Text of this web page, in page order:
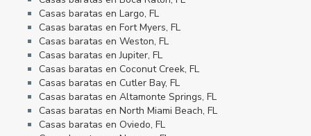
Casas baratas en Largo, FL
Casas baratas en Fort Myers, FL
Casas baratas en Weston, FL
Casas baratas en Jupiter, FL
Casas baratas en Coconut Creek, FL
Casas baratas en Cutler Bay, FL
Casas baratas en Altamonte Springs, FL
Casas baratas en North Miami Beach, FL
Casas baratas en Oviedo, FL